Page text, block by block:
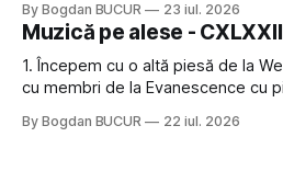
de ziare de odinioară, împachetat
aveam cu adevărat noroc găseam
By Bogdan BUCUR 23 iul. 2026
Muzică pe alese -
1. Începem cu o altă piesă de la
cu membri de la Evanescence cu
cărora le e dor de sound-ul vechi al
By Bogdan BUCUR 22 iul. 2026